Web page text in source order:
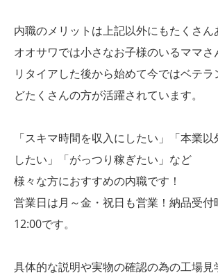
内職のメリットは上記以外にもたくさん
オオサワでは小さなお子様のいるママさ
リタイアした後から始めて今ではベテ
どたくさんの方が活躍されています。
「スキマ時間を収入にしたい」「本業
したい」「がっつり稼ぎたい」など
様々な方におすすめの内職です！
営業日は月～金・祝日も営業！納品受付
12:00です。
具体的な説明や実物の確認の為の工場見